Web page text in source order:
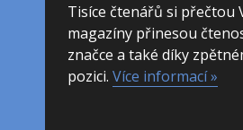
Tisíce čtenářů si přečtou
magazíny přinesou
značce a také díky
pozici. Více informací »